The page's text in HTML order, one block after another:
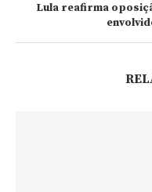
Lula reafirma